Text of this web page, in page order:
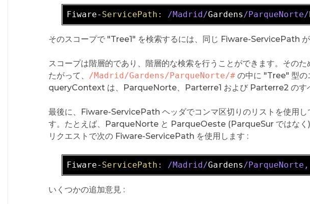
Fiware- ServicePath: /Madrid/Gardens/ParqueNorte/
そのスコープで "Tree1" を検索するには、同じ Fiware-ServicePath が
スコープは階層的であり、階層的な検索を行うことができます。その
たがって、 /Madrid/Gardens/ParqueNorte/#の中に "Tree" 型の
queryContext は、ParqueNorte、Parterre1 および Parterre2 のすべ
最後に、Fiware-ServicePath ヘッダでコンマ区切りのリストを使用し
す。たとえば、ParqueNorte と ParqueOeste (ParqueSur ではな
リクエストで次の Fiware-ServicePath を使用します :
Fiware- ServicePath: /Madrid/Gardens/
いくつかの追加意見 :